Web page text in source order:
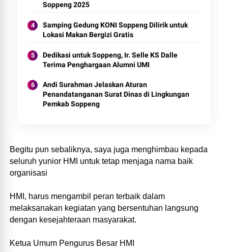
Soppeng 2025
Samping Gedung KONI Soppeng Dilirik untuk
Lokasi Makan Bergizi Gratis
Dedikasi untuk Soppeng, Ir. Selle KS Dalle
Terima Penghargaan Alumni UMI
Andi Surahman Jelaskan Aturan
Penandatanganan Surat Dinas di Lingkungan
Pemkab Soppeng
Begitu pun sebaliknya, saya juga menghimbau kepada
seluruh yunior HMI untuk tetap menjaga nama baik
organisasi
HMI, harus mengambil peran terbaik dalam
melaksanakan kegiatan yang bersentuhan langsung
dengan kesejahteraan masyarakat.
Ketua Umum Pengurus Besar HMI